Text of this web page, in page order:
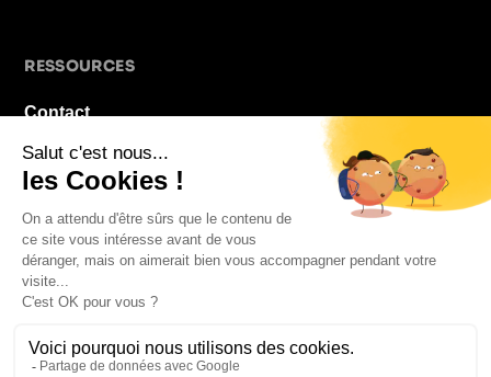
RESSOURCES
Contact
À propos
FAQ
Mentions légales